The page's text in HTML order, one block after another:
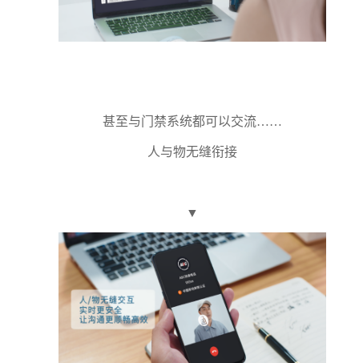
甚至与门禁系统都可以交流……
人与物无缝衔接
▼